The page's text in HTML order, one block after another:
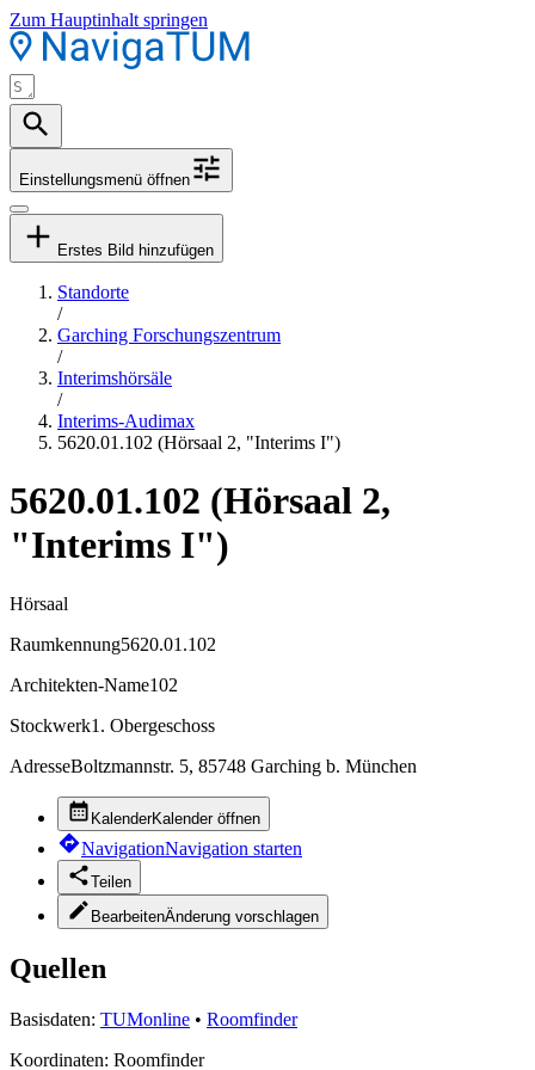
Zum Hauptinhalt springen
Einstellungsmenü öffnen
Erstes Bild hinzufügen
Standorte
/
Garching Forschungszentrum
/
Interimshörsäle
/
Interims-Audimax
5620.01.102 (Hörsaal 2, "Interims I")
5620.01.102 (Hörsaal 2,
"Interims I")
Hörsaal
Raumkennung5620.01.102
Architekten-Name102
Stockwerk1. Obergeschoss
AdresseBoltzmannstr. 5, 85748 Garching b. München
KalenderKalender öffnen
NavigationNavigation starten
Teilen
BearbeitenÄnderung vorschlagen
Quellen
Basisdaten: TUMonline • Roomfinder
Koordinaten: Roomfinder